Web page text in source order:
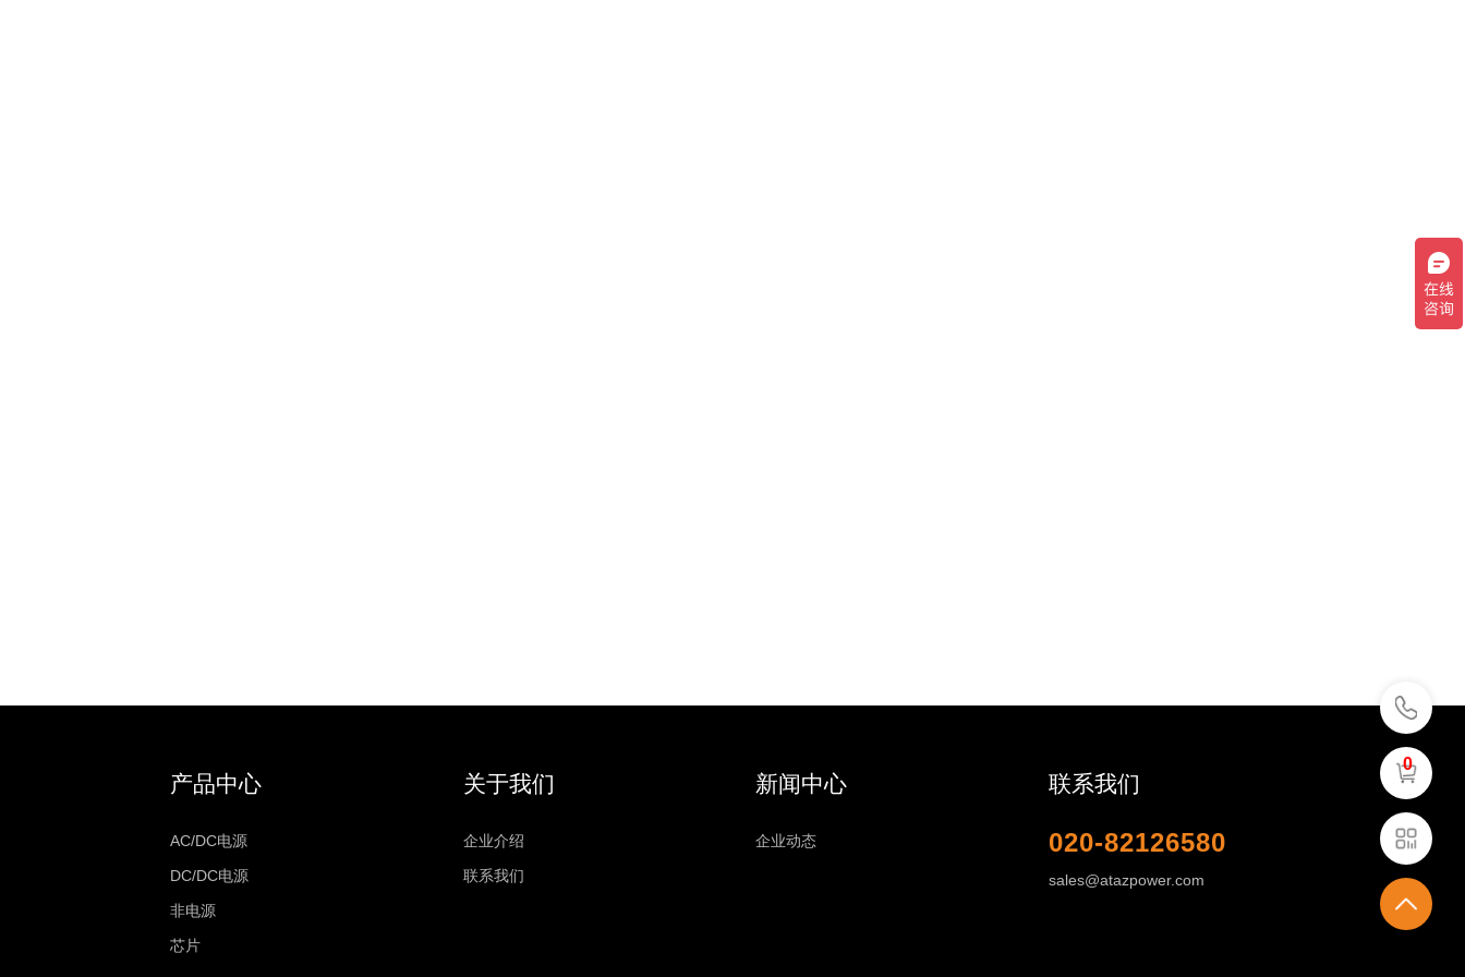
产品中心
AC/DC电源
DC/DC电源
非电源
芯片
关于我们
企业介绍
联系我们
新闻中心
企业动态
联系我们
020-82126580
sales@atazpower.com
0